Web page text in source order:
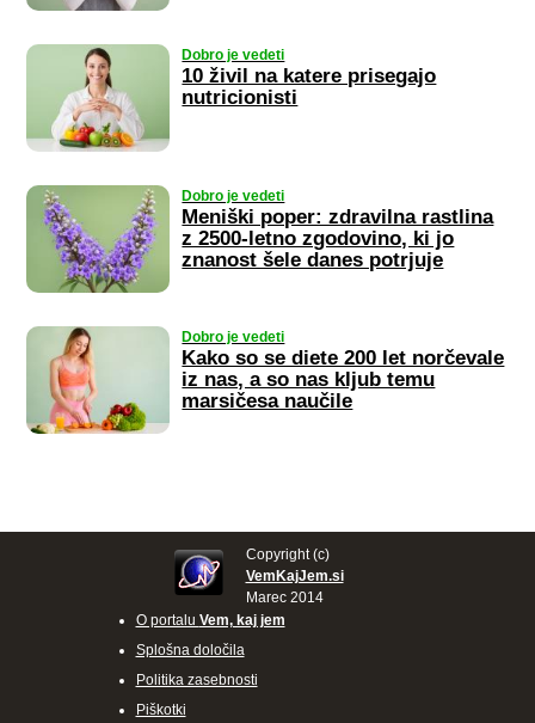
Dobro je vedeti
10 živil na katere prisegajo
nutricionisti
Dobro je vedeti
Meniški poper: zdravilna rastlina
z 2500-letno zgodovino, ki jo
znanost šele danes potrjuje
Dobro je vedeti
Kako so se diete 200 let norčevale
iz nas, a so nas kljub temu
marsičesa naučile
Copyright (c)
VemKajJem.si
Marec 2014
O portalu Vem, kaj jem
Splošna določila
Politika zasebnosti
Piškotki